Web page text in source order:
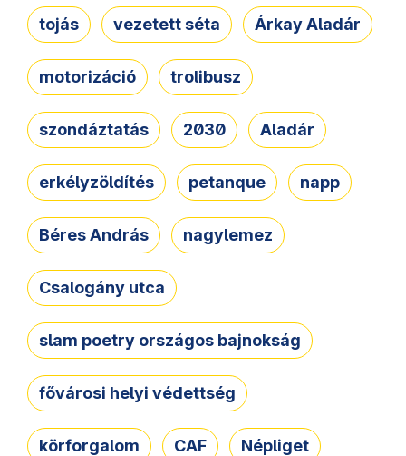
tojás vezetett séta Árkay Aladár
motorizáció trolibusz
szondáztatás 2030 Aladár
erkélyzöldítés petanque napp
Béres András nagylemez
Csalogány utca
slam poetry országos bajnokság
fővárosi helyi védettség
körforgalom CAF Népliget